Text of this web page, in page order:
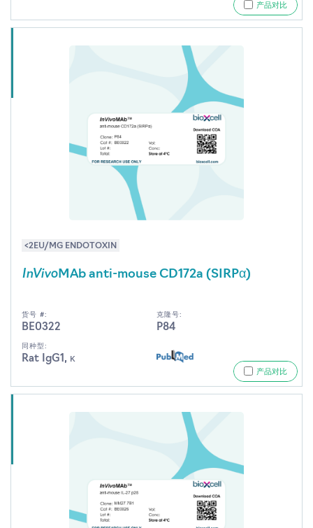
产品对比
<2EU/MG ENDOTOXIN
InVivoMAb anti-mouse CD172a (SIRPα)
货号 #:
BE0322
克隆号:
P84
同种型:
Rat IgG1, κ
产品对比